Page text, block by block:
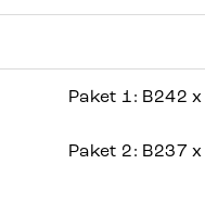
Paket 1: B242
Paket 2: B237